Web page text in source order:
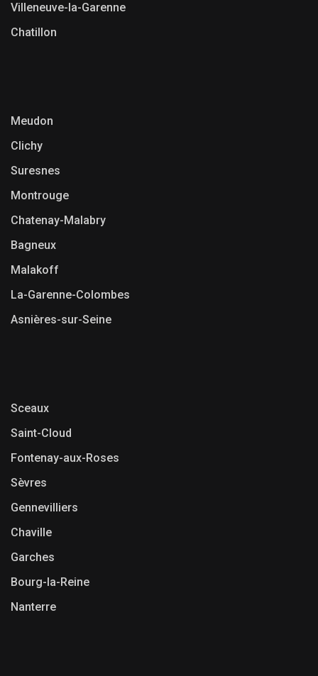
Villeneuve-la-Garenne
Chatillon
Meudon
Clichy
Suresnes
Montrouge
Chatenay-Malabry
Bagneux
Malakoff
La-Garenne-Colombes
Asnières-sur-Seine
Sceaux
Saint-Cloud
Fontenay-aux-Roses
Sèvres
Gennevilliers
Chaville
Garches
Bourg-la-Reine
Nanterre